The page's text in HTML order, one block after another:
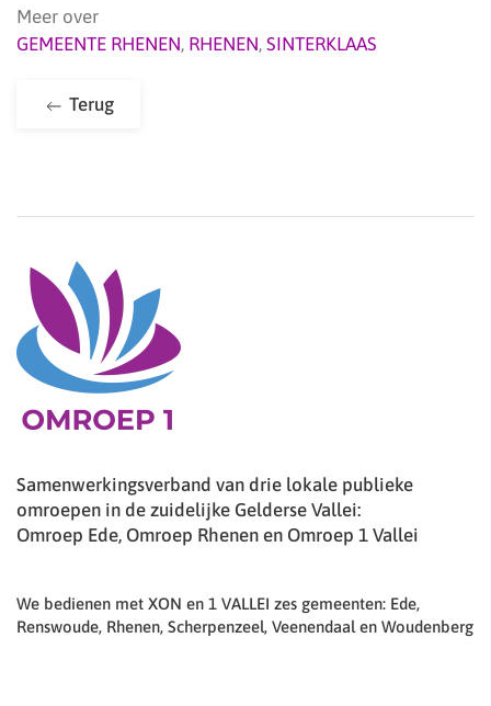
Meer over
GEMEENTE RHENEN, RHENEN, SINTERKLAAS
Terug
Samenwerkingsverband van drie lokale publieke
omroepen in de zuidelijke Gelderse Vallei:
Omroep Ede, Omroep Rhenen en Omroep 1 Vallei
We bedienen met XON en 1 VALLEI zes gemeenten: Ede,
Renswoude, Rhenen, Scherpenzeel, Veenendaal en Woudenberg